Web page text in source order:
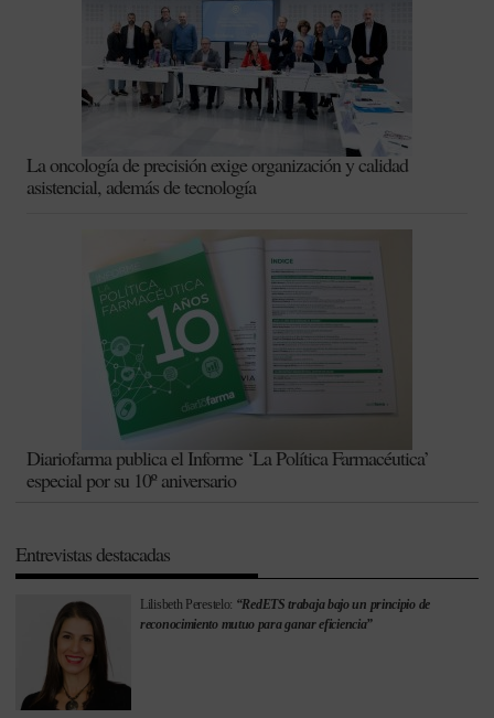
La oncología de precisión exige organización y calidad
asistencial, además de tecnología
Diariofarma publica el Informe ‘La Política Farmacéutica’
especial por su 10º aniversario
Entrevistas destacadas
Lilisbeth Perestelo: “RedETS trabaja bajo un principio de
reconocimiento mutuo para ganar eficiencia”